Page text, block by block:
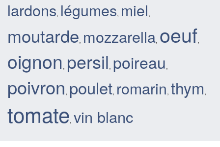
lardons, légumes, miel,
moutarde, mozzarella, oeuf,
oignon , persil, poireau,
poivron, poulet, romarin, thym,
tomate, vin blanc